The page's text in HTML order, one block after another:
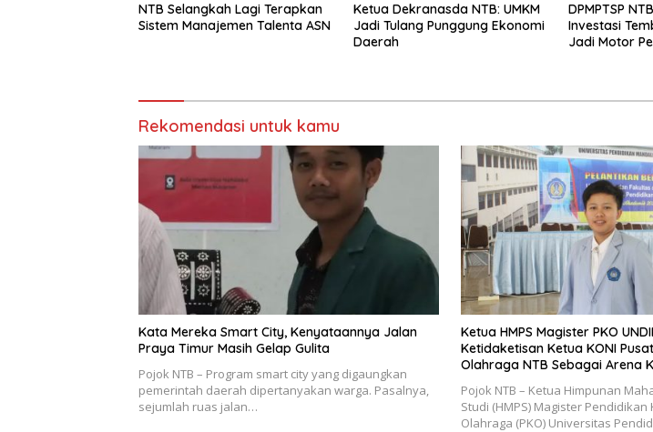
NTB Selangkah Lagi Terapkan
Sistem Manajemen Talenta ASN
Ketua Dekranasda NTB: UMKM
Jadi Tulang Punggung Ekonomi
Daerah
DPMPTSP
Investasi
Jadi Motor
Rekomendasi untuk kamu
Kata Mereka Smart City, Kenyataannya Jalan
Praya Timur Masih Gelap Gulita
Pojok NTB – Program smart city yang digaungkan
pemerintah daerah dipertanyakan warga. Pasalnya,
sejumlah ruas jalan…
Ketua HMPS Magister PKO
Ketidaketisan Ketua KONI
Olahraga NTB Sebagai Arena
Pojok NTB – Ketua Himpunan
Studi (HMPS) Magister
Olahraga (PKO) Universitas